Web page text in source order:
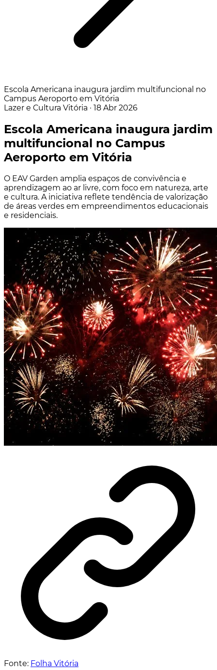
Escola Americana inaugura jardim multifuncional no
Campus Aeroporto em Vitória
Lazer e Cultura Vitória · 18 Abr 2026
Escola Americana inaugura jardim
multifuncional no Campus
Aeroporto em Vitória
O EAV Garden amplia espaços de convivência e
aprendizagem ao ar livre, com foco em natureza, arte
e cultura. A iniciativa reflete tendência de valorização
de áreas verdes em empreendimentos educacionais
e residenciais.
Fonte: Folha Vitória